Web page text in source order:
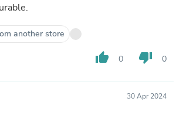
another store
thumb_up 0 thumb_down 0
30 Apr 2024